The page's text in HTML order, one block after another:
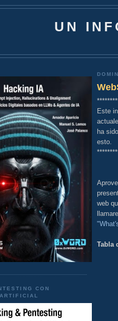
UN
CON
Este
ha
esto.
web
Tabla